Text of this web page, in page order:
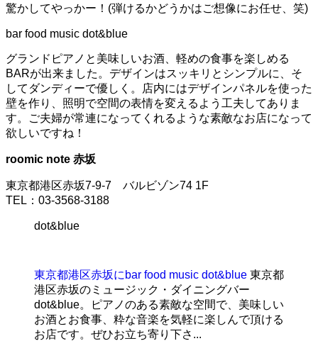
驚かしてやっかー！(弾けるかどうかはご想像にお任せ、笑)
bar food music dot&blue
グランドピアノと美味しいお酒、軽めの食事を楽しめる
BARが出来ました。デザインはスッキリとシンプルに、そ
してダンディーで優しく。店内にはデザインパネルを使った
壁を作り、照明で空間の表情を変えるよう工夫してありま
す。ご夫婦が常連になってくれるような素敵なお店になって
欲しいですね！
roomic note 赤坂
東京都港区赤坂7-9-7 バルビゾン74 1F
TEL：03-3568-3188
dot&blue
東京都港区赤坂にbar food music dot&blue 東京都
港区赤坂のミュージック・ダイニングバー
dot&blue。ピアノのある素敵な空間で、美味しい
お酒とお食事、粋な音楽を気軽に楽しんで頂ける
お店です。ぜひお立ち寄り下さ...